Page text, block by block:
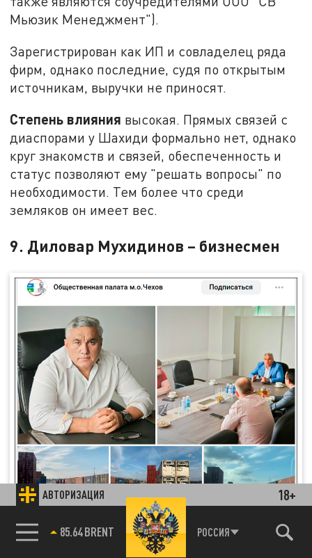
АВТОРИЗАЦИЯ 18+
85.64 BRENT РОССИЯ
Мьюзик Менеджмент").
Зарегистрирован как ИП и совладелец ряда
фирм, однако последние, судя по открытым
источникам, выручки не приносят.
Степень влияния высокая. Прямых связей с
диаспорами у Шахиди формально нет, однако
круг знакомств и связей, обеспеченность и
статус позволяют ему "решать вопросы" по
необходимости. Тем более что среди
земляков он имеет вес.
9. Диловар Мухидинов – бизнесмен